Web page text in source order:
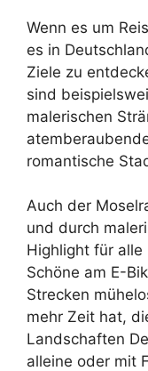
Wenn es um
es in
Ziele zu
sind
malerischen
romantische
Auch der
und durch
Highlight für
Schöne am E-
Strecken
mehr Zeit hat,
Landschaften
alleine oder mit